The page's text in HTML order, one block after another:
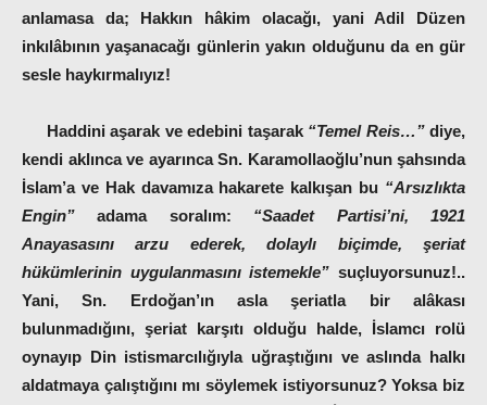
anlamasa da; Hakkın hâkim olacağı, yani Adil Düzen
inkılâbının yaşanacağı günlerin yakın olduğunu da en gür
sesle haykırmalıyız!
Haddini aşarak ve edebini taşarak “Temel Reis…” diye,
kendi aklınca ve ayarınca Sn. Karamollaoğlu’nun şahsında
İslam’a ve Hak davamıza hakarete kalkışan bu “Arsızlıkta
Engin”
adama soralım: “Saadet Partisi’ni, 1921
Anayasasını arzu ederek, dolaylı biçimde, şeriat
hükümlerinin uygulanmasını istemekle” suçluyorsunuz!..
Yani, Sn. Erdoğan’ın asla şeriatla bir alâkası
bulunmadığını, şeriat karşıtı olduğu halde, İslamcı rolü
oynayıp Din istismarcılığıyla uğraştığını ve aslında halkı
aldatmaya çalıştığını mı söylemek istiyorsunuz? Yoksa biz